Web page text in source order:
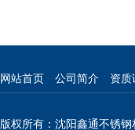
网站首页 公司简介 资质
版权所有：沈阳鑫通不锈